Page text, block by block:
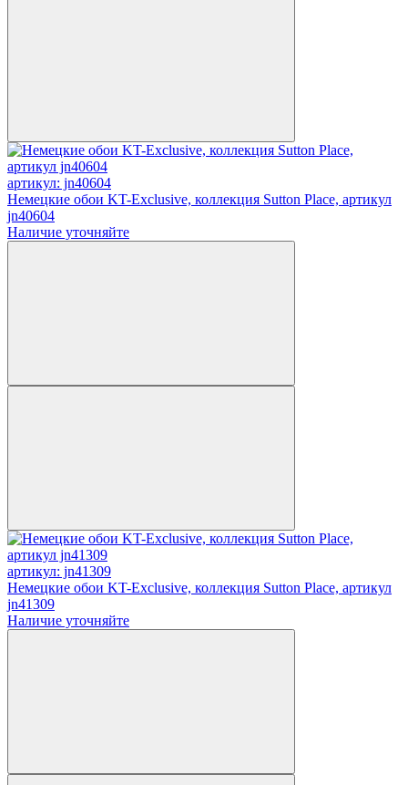
артикул: jn40604
Немецкие обои KT-Exclusive, коллекция Sutton Place, артикул
jn40604
Наличие уточняйте
артикул: jn41309
Немецкие обои KT-Exclusive, коллекция Sutton Place, артикул
jn41309
Наличие уточняйте